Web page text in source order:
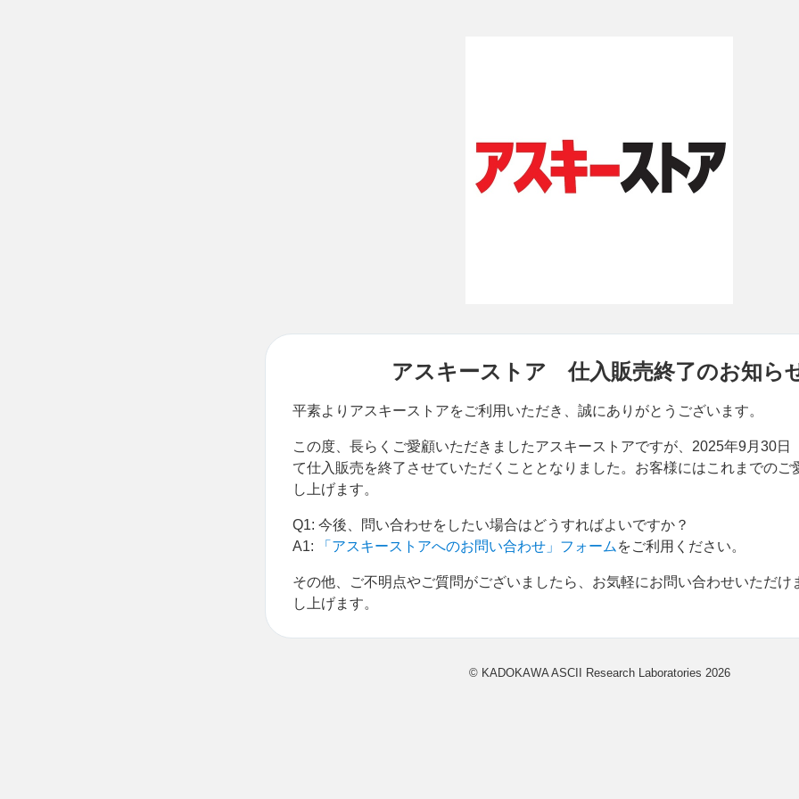
アスキーストア 仕入販売終了のお知ら
平素よりアスキーストアをご利用いただき、誠にありがとうございます。
この度、長らくご愛顧いただきましたアスキーストアですが、2025年9月30日
て仕入販売を終了させていただくこととなりました。お客様にはこれまでのご
し上げます。
Q1: 今後、問い合わせをしたい場合はどうすればよいですか？
A1:
「アスキーストアへのお問い合わせ」フォーム をご利用ください。
その他、ご不明点やご質問がございましたら、お気軽にお問い合わせいただけ
し上げます。
© KADOKAWA ASCII Research Laboratories 2026